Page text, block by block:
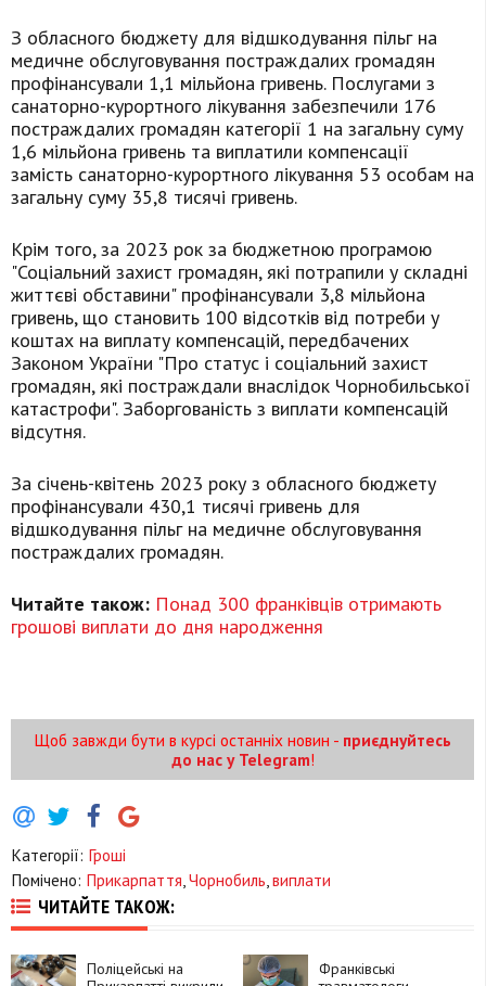
З обласного бюджету для відшкодування пільг на
медичне обслуговування постраждалих громадян
профінансували 1,1 мільйона гривень. Послугами з
санаторно-курортного лікування забезпечили 176
постраждалих громадян категорії 1 на загальну суму
1,6 мільйона гривень та виплатили компенсації
замість санаторно-курортного лікування 53 особам на
загальну суму 35,8 тисячі гривень.
Крім того, за 2023 рок за бюджетною програмою
"Соціальний захист громадян, які потрапили у складні
життєві обставини" профінансували 3,8 мільйона
гривень, що становить 100 відсотків від потреби у
коштах на виплату компенсацій, передбачених
Законом України "Про статус і соціальний захист
громадян, які постраждали внаслідок Чорнобильської
катастрофи". Заборгованість з виплати компенсацій
відсутня.
За січень-квітень 2023 року з обласного бюджету
профінансували 430,1 тисячі гривень для
відшкодування пільг на медичне обслуговування
постраждалих громадян.
Читайте також: Понад 300 франківців отримають
грошові виплати до дня народження
Щоб завжди бути в курсі останніх новин - приєднуйтесь
до нас у Telegram!
Категорії: Гроші
Помічено: Прикарпаття Чорнобиль виплати
ЧИТАЙТЕ ТАКОЖ:
Поліцейські на
Франківські